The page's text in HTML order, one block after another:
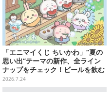
「エニマイくじ ちいかわ」“夏の
思い出”テーマの新作、全ライン
ナップをチェック！ビールを飲む
「くりまんじゅう」ぬいぐるみな
ど
2026.7.24